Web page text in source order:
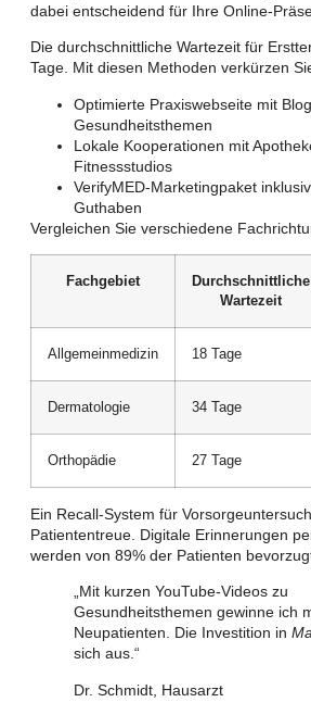
dabei entscheidend für Ihre Online-
Die durchschnittliche Wartezeit für
Tage. Mit diesen Methoden verkürzen
Optimierte Praxiswebseite mit
Gesundheitsthemen
Lokale Kooperationen mit
Fitnessstudios
VerifyMED-Marketingpaket
Guthaben
Vergleichen Sie verschiedene
Fachgebiet
Durchschnittliche
Wartezeit
Allgemeinmedizin 18 Tage
Dermatologie 34 Tage
Orthopädie 27 Tage
Ein Recall-System für
Patiententreue. Digitale Erinnerungen
werden von 89% der Patienten
„Mit kurzen YouTube-Videos zu
Gesundheitsthemen gewinne ich
Neupatienten. Die Investition in
sich aus.“
Dr. Schmidt, Hausarzt